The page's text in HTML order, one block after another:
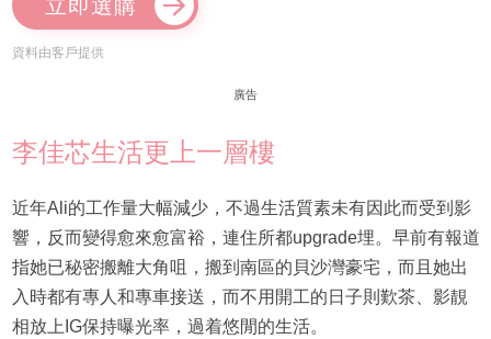
立即選購
資料由客戶提供
廣告
李佳芯生活更上一層樓
近年Ali的工作量大幅減少，不過生活質素未有因此而受到影
響，反而變得愈來愈富裕，連住所都upgrade埋。早前有報道
指她已秘密搬離大角咀，搬到南區的貝沙灣豪宅，而且她出
入時都有專人和專車接送，而不用開工的日子則歎茶、影靚
相放上IG保持曝光率，過着悠閒的生活。